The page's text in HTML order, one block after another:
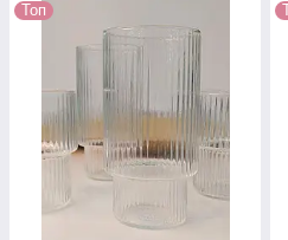
Топ